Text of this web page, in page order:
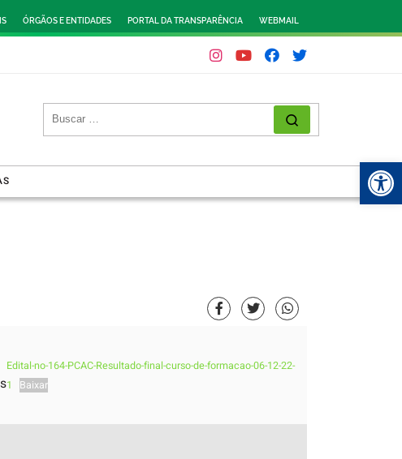
ÓRGÃOS E ENTIDADES PORTAL DA TRANSPARÊNCIA WEBMAIL
Edital-no-164-PCAC-Resultado-final-curso-de-formacao-06-12-22-
1
Baixar